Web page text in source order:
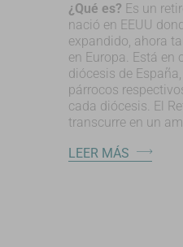
¿Qué es? Es un
nació en EEUU
expandido, ahora
en Europa. Está en
diócesis de
párrocos
cada diócesis. El
transcurre en un
LEER MÁS